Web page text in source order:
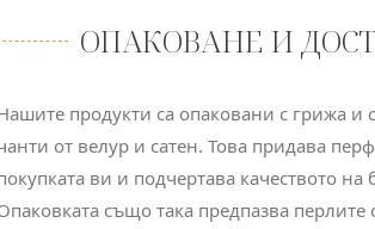
ОПАКОВАНЕ И
продукти са опаковани с грижа и
от велур и сатен. Това придава
ви и подчертава качеството на
също така предпазва перлите